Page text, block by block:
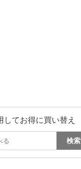
してお得に買い替え
検索